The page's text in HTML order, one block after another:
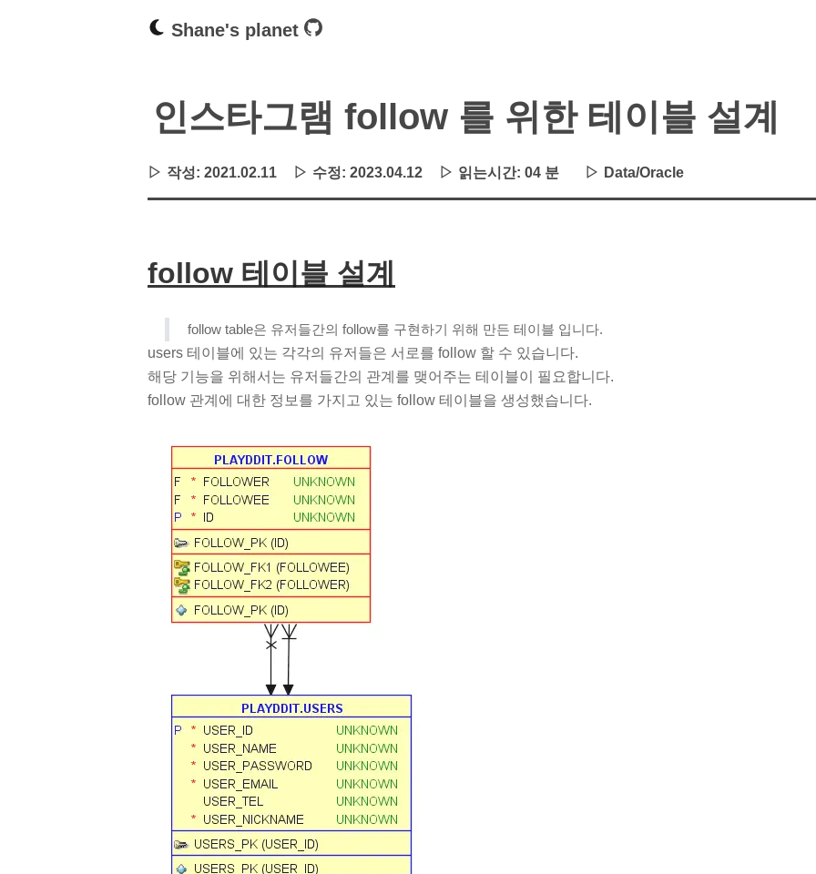
Shane's planet
인스타그램 follow 를 위한 테이블 설계
작성: 2021.02.11 수정: 2023.04.12 읽는시간: 04 분 Data/Oracle
follow 테이블 설계
follow table은 유저들간의 follow를 구현하기 위해 만든 테이블 입니다.
users 테이블에 있는 각각의 유저들은 서로를 follow 할 수 있습니다.
해당 기능을 위해서는 유저들간의 관계를 맺어주는 테이블이 필요합니다.
follow 관계에 대한 정보를 가지고 있는 follow 테이블을 생성했습니다.